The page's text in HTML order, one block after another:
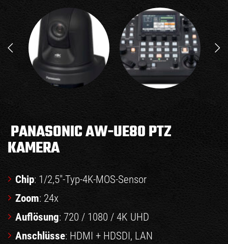
PANASONIC AW-UE80 PTZ
KAMERA
Chip: 1/2,5″-Typ-4K-MOS-Sensor
Zoom: 24x
Auflösung: 720 / 1080 / 4K UHD
Anschlüsse: HDMI + HDSDI, LAN